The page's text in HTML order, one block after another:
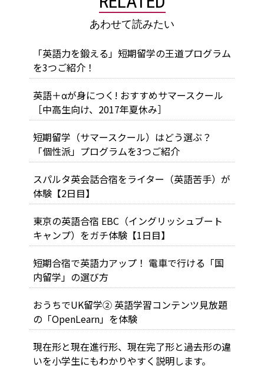
あわせて読みたい
「英語力を鍛える」短期留学の王道プログラム
を3つご紹介！
英語＋αが身につく! おすすめサマースクール
［中高生向け、2017年夏休み］
短期留学（サマースクール）はどう選ぶ？
「個性派」プログラムを3つご紹介
スパルタ英会話合宿をライター（英語苦手）が
体験【2日目】
東京の英語合宿 EBC（イングリッシュブート
キャンプ）をガチ体験【1日目】
短期合宿で英語力アップ！ 電車で行ける「国
内留学」の選び方
おうちでUK留学② 英語学習コンテンツ見放題
の「OpenLearn」を体験
現在形と現在進行形、現在完了形と過去形の違
いを小学生にもわかりやすく説明します。